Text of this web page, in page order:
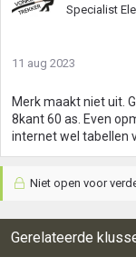
Specialist
11 aug 2023
Merk maakt niet uit.
8kant 60 as. Even
internet wel tabellen
Niet open voor
Gerelateerde